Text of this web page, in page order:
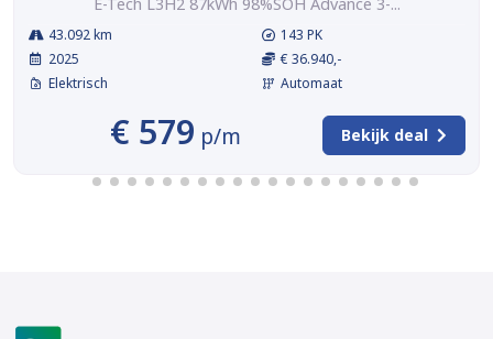
43.092 km
2025
Elektrisch
143 PK
€ 36.940,-
Automaat
€ 579 p/m Bekijk deal